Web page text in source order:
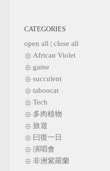
CATEGORIES
open all | close all
African Violet
game
succulent
taboocat
Tech
多肉植物
旅遊
曰復一日
演唱會
非洲紫羅蘭